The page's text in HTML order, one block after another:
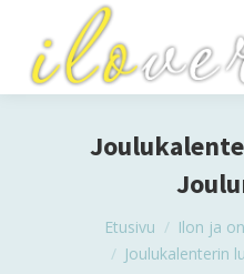
You are here:
Etusivu
Ilon ja
Joulukalenterin